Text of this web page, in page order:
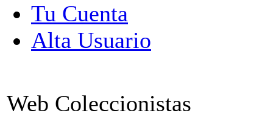
Tu Cuenta
Alta Usuario
Web Coleccionistas